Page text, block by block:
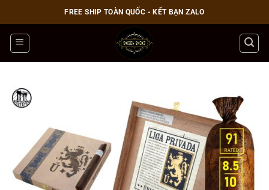
qua
nội
dung
FREE SHIP TOÀN QUỐC - KẾT BẠN ZALO